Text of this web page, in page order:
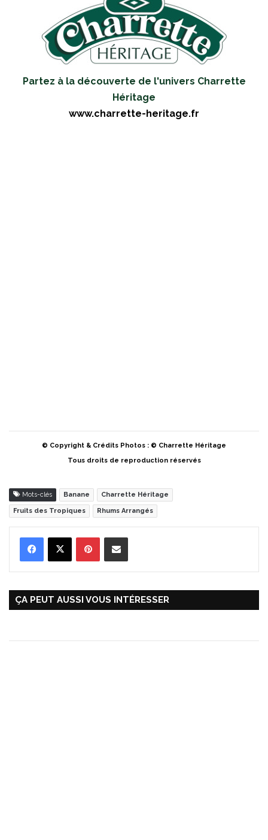
Partez à la découverte de l'univers Charrette
Héritage
www.charrette-heritage.fr
© Copyright & Crédits Photos : © Charrette Héritage
Tous droits de reproduction réservés
Mots-clés Banane Charrette Héritage
Fruits des Tropiques Rhums Arrangés
ÇA PEUT AUSSI VOUS INTÉRESSER